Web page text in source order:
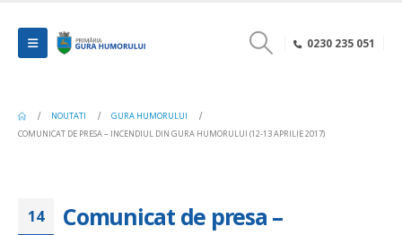
0230 235 051
NOUTATI
GURA HUMORULUI
COMUNICAT DE PRESA – INCENDIUL DIN GURA HUMORULUI (12-13 APRILIE 2017)
14
Comunicat de presa –